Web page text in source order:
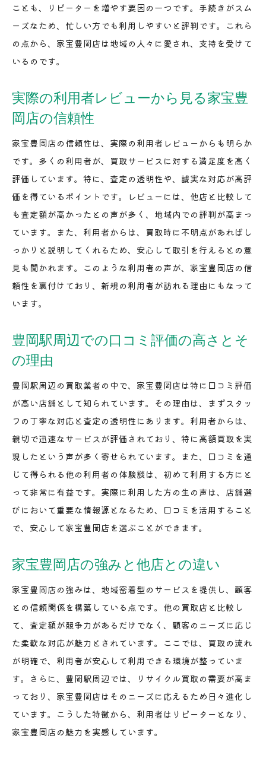
ことも、リピーターを増やす要因の一つです。手続きがスム
ーズなため、忙しい方でも利用しやすいと評判です。これら
の点から、家宝豊岡店は地域の人々に愛され、支持を受けて
いるのです。
実際の利用者レビューから見る家宝豊
岡店の信頼性
家宝豊岡店の信頼性は、実際の利用者レビューからも明らか
です。多くの利用者が、買取サービスに対する満足度を高く
評価しています。特に、査定の透明性や、誠実な対応が高評
価を得ているポイントです。レビューには、他店と比較して
も査定額が高かったとの声が多く、地域内での評判が高まっ
ています。また、利用者からは、買取時に不明点があればし
っかりと説明してくれるため、安心して取引を行えるとの意
見も聞かれます。このような利用者の声が、家宝豊岡店の信
頼性を裏付けており、新規の利用者が訪れる理由にもなって
います。
豊岡駅周辺での口コミ評価の高さとそ
の理由
豊岡駅周辺の買取業者の中で、家宝豊岡店は特に口コミ評価
が高い店舗として知られています。その理由は、まずスタッ
フの丁寧な対応と査定の透明性にあります。利用者からは、
親切で迅速なサービスが評価されており、特に高額買取を実
現したという声が多く寄せられています。また、口コミを通
じて得られる他の利用者の体験談は、初めて利用する方にと
って非常に有益です。実際に利用した方の生の声は、店舗選
びにおいて重要な情報源となるため、口コミを活用すること
で、安心して家宝豊岡店を選ぶことができます。
家宝豊岡店の強みと他店との違い
家宝豊岡店の強みは、地域密着型のサービスを提供し、顧客
との信頼関係を構築している点です。他の買取店と比較し
て、査定額が競争力があるだけでなく、顧客のニーズに応じ
た柔軟な対応が魅力とされています。ここでは、買取の流れ
が明確で、利用者が安心して利用できる環境が整っていま
す。さらに、豊岡駅周辺では、リサイクル買取の需要が高ま
っており、家宝豊岡店はそのニーズに応えるため日々進化し
ています。こうした特徴から、利用者はリピーターとなり、
家宝豊岡店の魅力を実感しています。